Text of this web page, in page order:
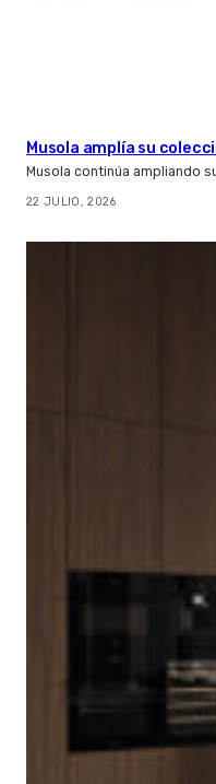
Musola amplía su
Musola continúa ampliando
22 JULIO, 2026